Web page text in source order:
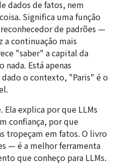
dados de fatos, nem
Significa uma função
de padrões —
continuação mais
"saber" a capital da
nada. Está apenas
o contexto, "Paris" é o
Ela explica por que LLMs
confiança, por que
tropeçam em fatos. O livro
— é a melhor ferramenta
que conheço para LLMs.